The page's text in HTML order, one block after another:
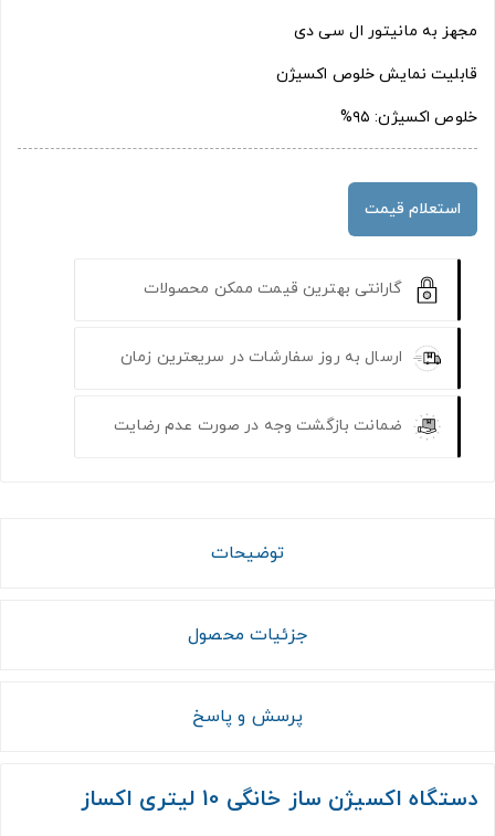
مجهز به مانیتور ال سی دی
قابلیت نمایش خلوص اکسیژن
خلوص اکسیژن: ۹۵%
استعلام قیمت
گارانتی بهترین قیمت ممکن محصولات
ارسال به روز سفارشات در سریعترین زمان
ضمانت بازگشت وجه در صورت عدم رضایت
توضیحات
جزئیات محصول
پرسش و پاسخ
دستگاه اکسیژن ساز خانگی 10 لیتری اکساز